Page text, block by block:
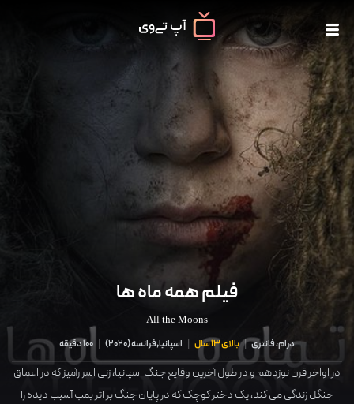
فیلم همه ماه ها
All the Moons
درام، فانتزی | بالای 13 سال | اسپانیا,فرانسه(
2020
)
|
در اواخر قرن نوزدهم و در طول آخرین وقایع جنگ اسپانیا، زنی اسرارآمیز که در اعماق
جنگل زندگی می کند، یک دختر کوچک که در پایان جنگ بر اثر بمب آسیب دیده را